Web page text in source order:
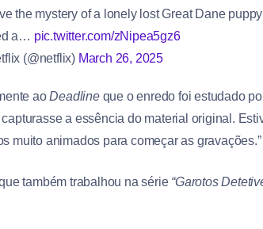
the mystery of a lonely lost Great Dane
a… pic.twitter.com/zNipea5gz6
(@netflix) March 26, 2025
aoDeadlineque o enredo foi estudado
a essência do material original.
muito animados para começar as gravações.”
também trabalhou na série “Garotos